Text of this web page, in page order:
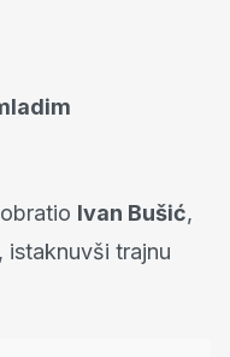
Ivan Bušić,
istaknuvši trajnu